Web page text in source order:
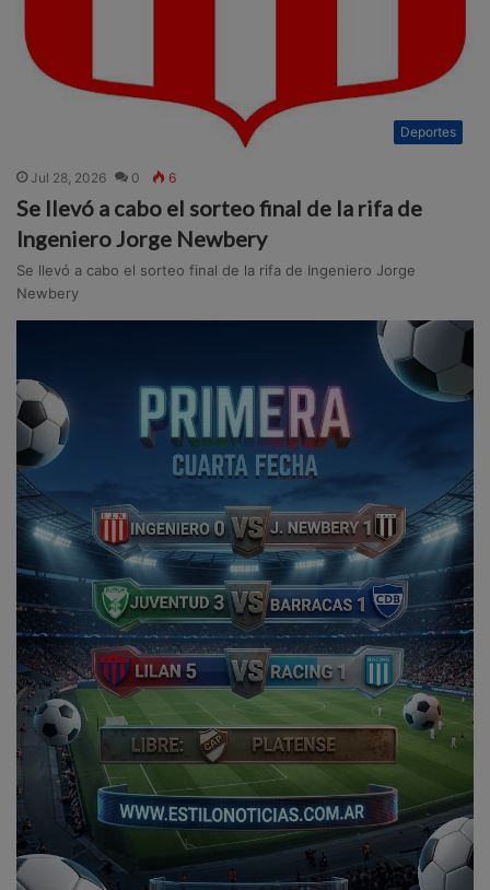
Deportes
Jul 28, 2026 0 6
Se llevó a cabo el sorteo final de la rifa de
Ingeniero Jorge Newbery
Se llevó a cabo el sorteo final de la rifa de Ingeniero Jorge
Newbery